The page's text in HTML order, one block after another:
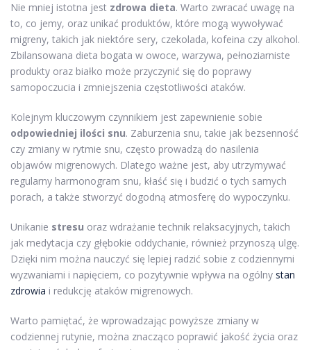
Nie mniej istotna jest zdrowa dieta. Warto zwracać uwagę na
to, co jemy, oraz unikać produktów, które mogą wywoływać
migreny, takich jak niektóre sery, czekolada, kofeina czy alkohol.
Zbilansowana dieta bogata w owoce, warzywa, pełnoziarniste
produkty oraz białko może przyczynić się do poprawy
samopoczucia i zmniejszenia częstotliwości ataków.
Kolejnym kluczowym czynnikiem jest zapewnienie sobie
odpowiedniej ilości snu. Zaburzenia snu, takie jak bezsenność
czy zmiany w rytmie snu, często prowadzą do nasilenia
objawów migrenowych. Dlatego ważne jest, aby utrzymywać
regularny harmonogram snu, kłaść się i budzić o tych samych
porach, a także stworzyć dogodną atmosferę do wypoczynku.
Unikanie stresu oraz wdrażanie technik relaksacyjnych, takich
jak medytacja czy głębokie oddychanie, również przynoszą ulgę.
Dzięki nim można nauczyć się lepiej radzić sobie z codziennymi
wyzwaniami i napięciem, co pozytywnie wpływa na ogólny stan
zdrowia i redukcję ataków migrenowych.
Warto pamiętać, że wprowadzając powyższe zmiany w
codziennej rutynie, można znacząco poprawić jakość życia oraz